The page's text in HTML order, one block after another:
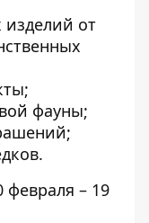
от
фауны;
февраля – 19